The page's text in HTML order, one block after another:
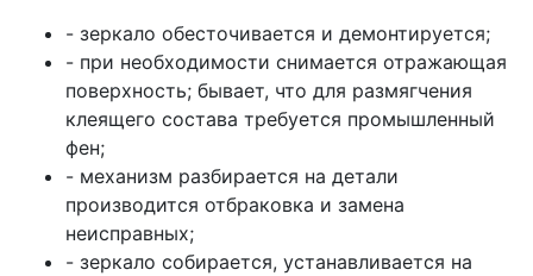
- зеркало обесточивается и демонтируется;
- при необходимости снимается отражающая
поверхность; бывает, что для размягчения
клеящего состава требуется промышленный
фен;
- механизм разбирается на детали
производится отбраковка и замена
неисправных;
- зеркало собирается, устанавливается на